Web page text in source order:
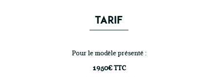
TARIF
Pour le modèle présenté :
1950€ TTC